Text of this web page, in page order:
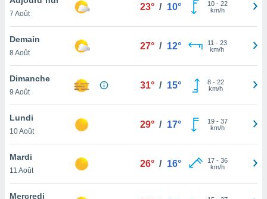
et
»,
au
vous
qu'ils
ou
le
ainsi
7 Août
23° / 10° 10- 22
km/h
Demain
8 Août
27° / 12° 11 - 23
km/h
Dimanche
9 Août
31° / 15° 8- 22
km/h
Lundi
10 Août
29° / 17° 19- 37
km/h
Mardi
11 Août
26° / 16° 17- 36
km/h
Mercredi